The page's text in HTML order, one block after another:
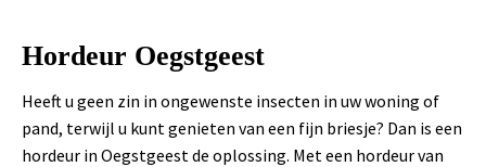
Hordeur Oegstgeest
Heeft u geen zin in ongewenste insecten in uw woning of
pand, terwijl u kunt genieten van een fijn briesje? Dan is een
hordeur in Oegstgeest de oplossing. Met een hordeur van